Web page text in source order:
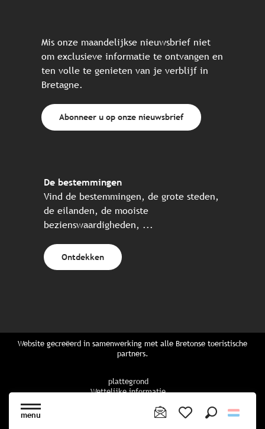
menu
Mis onze maandelijkse nieuwsbrief niet
om exclusieve informatie te ontvangen en
ten volle te genieten van je verblijf in
Bretagne.
Abonneer u op onze nieuwsbrief
De bestemmingen
Vind de bestemmingen, de grote steden,
de eilanden, de mooiste
bezienswaardigheden, ...
Ontdekken
Website gecreëerd in samenwerking met alle Bretonse toeristische
partners.
plattegrond
Wettelijke informatie